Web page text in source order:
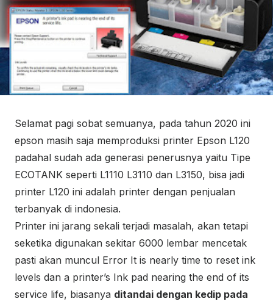
Selamat pagi sobat semuanya, pada tahun 2020 ini
epson masih saja memproduksi printer Epson L120
padahal sudah ada generasi penerusnya yaitu Tipe
ECOTANK seperti L1110 L3110 dan L3150, bisa jadi
printer L120 ini adalah printer dengan penjualan
terbanyak di indonesia.
Printer ini jarang sekali terjadi masalah, akan tetapi
seketika digunakan sekitar 6000 lembar mencetak
pasti akan muncul Error It is nearly time to reset ink
levels dan a printer’s Ink pad nearing the end of its
service life, biasanya ditandai dengan kedip pada